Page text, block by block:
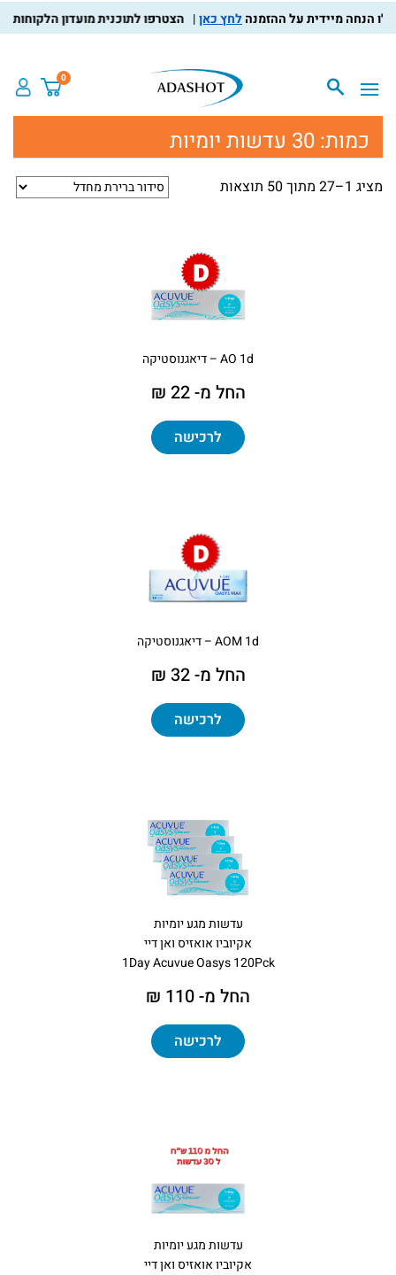
לחץ כאן הצטרפו לתוכנית מועדון הלקוחות, צברו
0
כמות: 30 עדשות יומיות
מציג 1–27 מתוך 50 תוצאות
AO 1d – דיאגנוסטיקה
החל מ- 22 ₪
לרכישה
AOM 1d – דיאגנוסטיקה
החל מ- 32 ₪
לרכישה
עדשות מגע יומיות
אקיוביו אואזיס ואן דיי
1Day Acuvue Oasys 120Pck
החל מ- 110 ₪
לרכישה
עדשות מגע יומיות
אקיוביו אואזיס ואן דיי